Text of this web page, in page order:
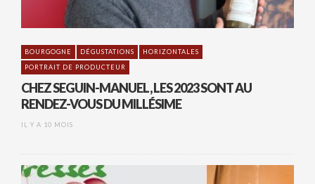
BOURGOGNE DÉGUSTATIONS
HORIZONTALES
PORTRAIT DE PRODUCTEUR
CHEZ SEGUIN-MANUEL, LES 2023 SONT AU
RENDEZ-VOUS DU MILLÉSIME
IL Y A 10 MOIS